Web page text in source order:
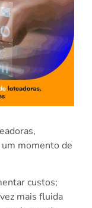
momento de
custos;
mais fluida